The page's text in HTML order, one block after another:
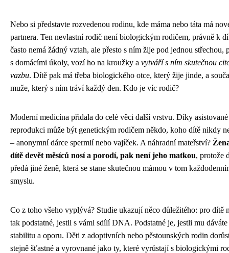
Nebo si představte rozvedenou rodinu, kde máma nebo táta má
partnera. Ten nevlastní rodič není biologickým rodičem, právně k
často nemá žádný vztah, ale přesto s ním žije pod jednou střechou,
s domácími úkoly, vozí ho na kroužky a vytváří s ním skutečnou
vazbu. Dítě pak má třeba biologického otce, který žije jinde, a
muže, který s ním tráví každý den. Kdo je víc rodič?
Moderní medicína přidala do celé věci další vrstvu. Díky asistované
reprodukci může být genetickým rodičem někdo, koho dítě nikdy
– anonymní dárce spermií nebo vajíček. A náhradní mateřství?
dítě devět měsíců nosí a porodí, pak není jeho matkou, protože
předá jiné ženě, která se stane skutečnou mámou v tom
smyslu.
Co z toho všeho vyplývá? Studie ukazují něco důležitého: pro dítě
tak podstatné, jestli s vámi sdílí DNA. Podstatné je, jestli mu
stabilitu a oporu. Děti z adoptivních nebo pěstounských rodin
stejně šťastné a vyrovnané jako ty, které vyrůstají s biologickými